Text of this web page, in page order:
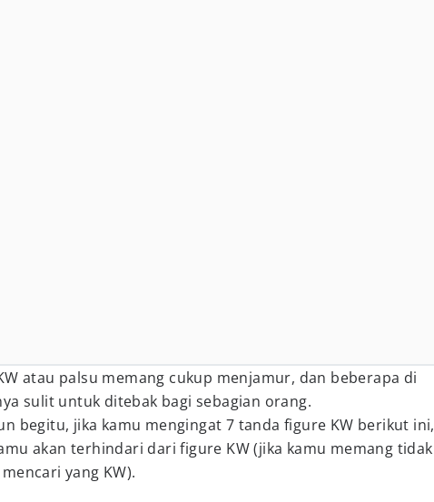
atau palsu memang cukup menjamur, dan beberapa di
sulit untuk ditebak bagi sebagian orang.
begitu, jika kamu mengingat 7 tanda figure KW berikut ini,
akan terhindari dari figure KW (jika kamu memang tidak
yang KW).